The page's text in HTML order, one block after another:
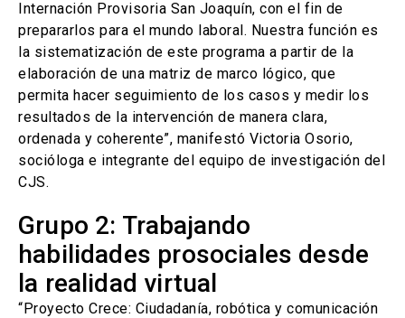
Internación Provisoria San Joaquín, con el fin de
prepararlos para el mundo laboral. Nuestra función es
la sistematización de este programa a partir de la
elaboración de una matriz de marco lógico, que
permita hacer seguimiento de los casos y medir los
resultados de la intervención de manera clara,
ordenada y coherente”, manifestó Victoria Osorio,
socióloga e integrante del equipo de investigación del
CJS.
Grupo 2: Trabajando
habilidades prosociales desde
la realidad virtual
“Proyecto Crece: Ciudadanía, robótica y comunicación